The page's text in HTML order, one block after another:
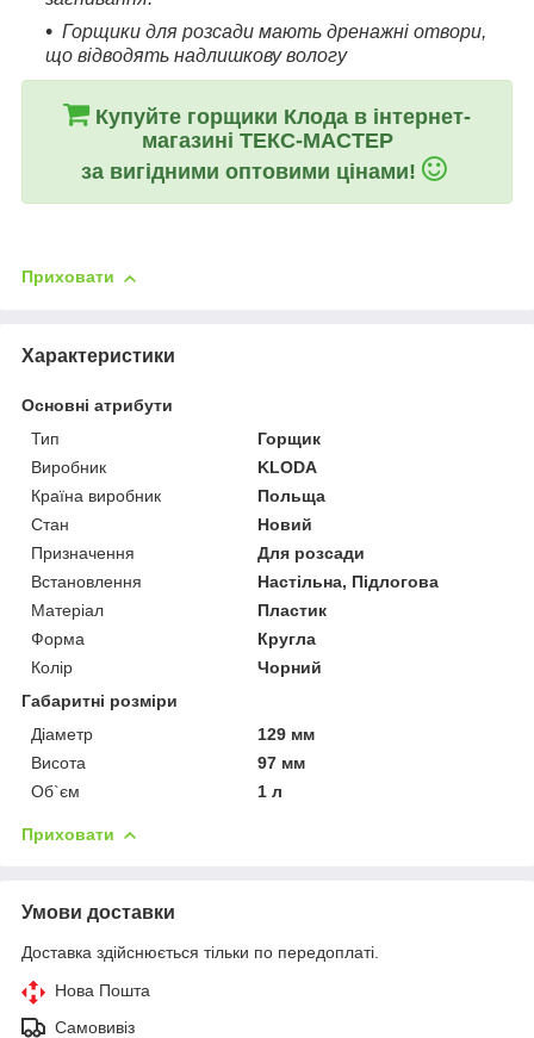
Горщики для розсади мають дренажні отвори,
що відводять надлишкову вологу
Купуйте горщики Клода в інтернет-
магазині ТЕКС-МАСТЕР
за вигідними оптовими цінами!
Приховати
Характеристики
Основні атрибути
Тип
Горщик
Виробник
KLODA
Країна виробник
Польща
Стан
Новий
Призначення
Для розсади
Встановлення
Настільна, Підлогова
Матеріал
Пластик
Форма
Кругла
Колір
Чорний
Габаритні розміри
Діаметр
129 мм
Висота
97 мм
Об`єм
1 л
Приховати
Умови доставки
Доставка здійснюється тільки по передоплаті.
Нова Пошта
Самовивіз